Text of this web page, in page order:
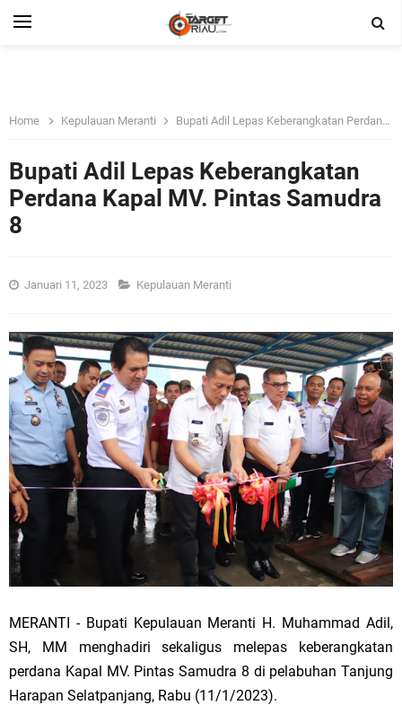
Home Kepulauan Meranti Bupati Adil Lepas Keberangkatan Perdana Kapal MV. Pintas Samudra 8
Bupati Adil Lepas Keberangkatan
Perdana Kapal MV. Pintas Samudra
8
Januari 11, 2023 Kepulauan Meranti
MERANTI - Bupati Kepulauan Meranti H. Muhammad Adil,
SH, MM menghadiri sekaligus melepas keberangkatan
perdana Kapal MV. Pintas Samudra 8 di pelabuhan Tanjung
Harapan Selatpanjang, Rabu (11/1/2023).